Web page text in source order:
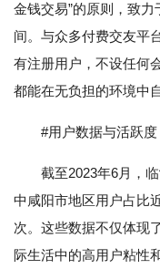
金钱交易”的原则，致
间。与众多付费交友平
有注册用户，不设任何
都能在无负担的环境中
#用户数据与活跃度
截至2023年6月，
中咸阳市地区用户占比
次。这些数据不仅体现
际生活中的高用户粘性